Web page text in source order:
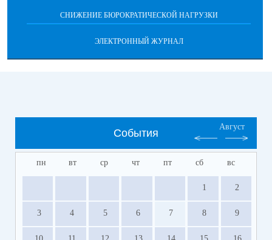
СНИЖЕНИЕ БЮРОКРАТИЧЕСКОЙ НАГРУЗКИ
ЭЛЕКТРОННЫЙ ЖУРНАЛ
События
Август
пн вт ср чт пт сб вс
1 2
3 4 5 6 7 8 9